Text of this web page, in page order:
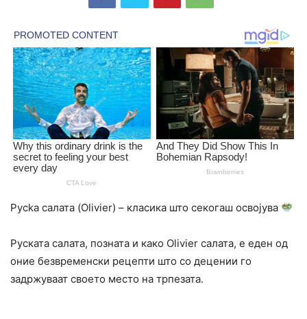
Русka салата (Olivier) – класика што секогаш освојува
Руската салата, позната и како Olivier салата, е еден од
оние безвременски рецепти што со децении го
задржуваат своето место на трпезата.